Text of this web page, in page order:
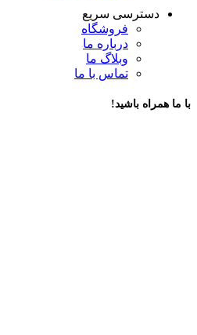
دسترسی سریع
فروشگاه
درباره ما
وبلاگ ما
تماس با ما
با ما همراه باشید!